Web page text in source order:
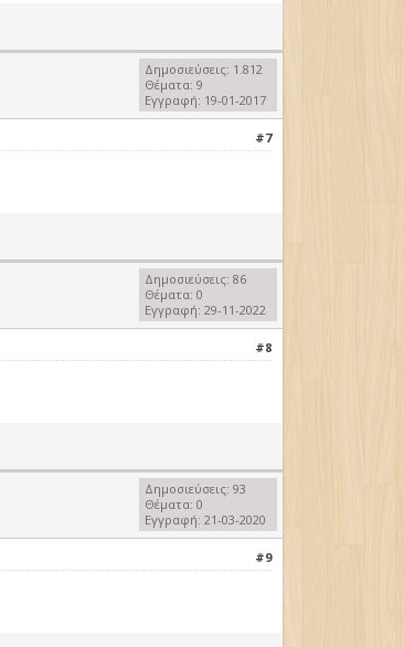
Δημοσιεύσεις: 1.812
Θέματα: 9
Εγγραφή: 19-01-2017
#7
Δημοσιεύσεις: 86
Θέματα: 0
Εγγραφή: 29-11-2022
#8
Δημοσιεύσεις: 93
Θέματα: 0
Εγγραφή: 21-03-2020
#9